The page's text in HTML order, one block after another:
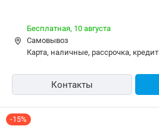
Бесплатная, 10 августа
Самовывоз
карта, наличные, рассрочка, кредит
Контакты
-15%